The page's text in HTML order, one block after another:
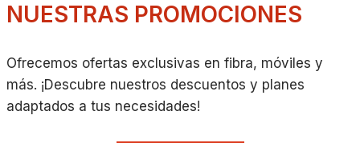
NUESTRAS PROMOCIONES
Ofrecemos ofertas exclusivas en fibra, móviles y
más. ¡Descubre nuestros descuentos y planes
adaptados a tus necesidades!